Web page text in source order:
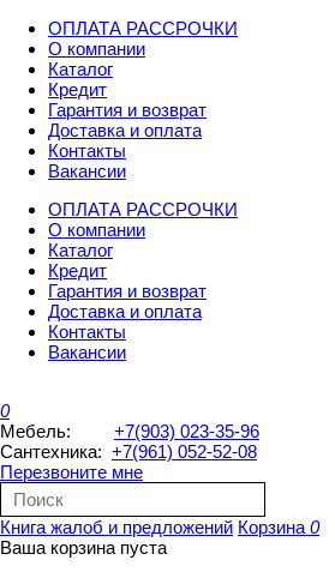
ОПЛАТА РАССРОЧКИ
О компании
Каталог
Кредит
Гарантия и возврат
Доставка и оплата
Контакты
Вакансии
ОПЛАТА РАССРОЧКИ
О компании
Каталог
Кредит
Гарантия и возврат
Доставка и оплата
Контакты
Вакансии
0
Мебель: +7(903) 023-35-96
Сантехника: +7(961) 052-52-08
Перезвоните мне
Книга жалоб и предложений Корзина 0
Ваша корзина пуста